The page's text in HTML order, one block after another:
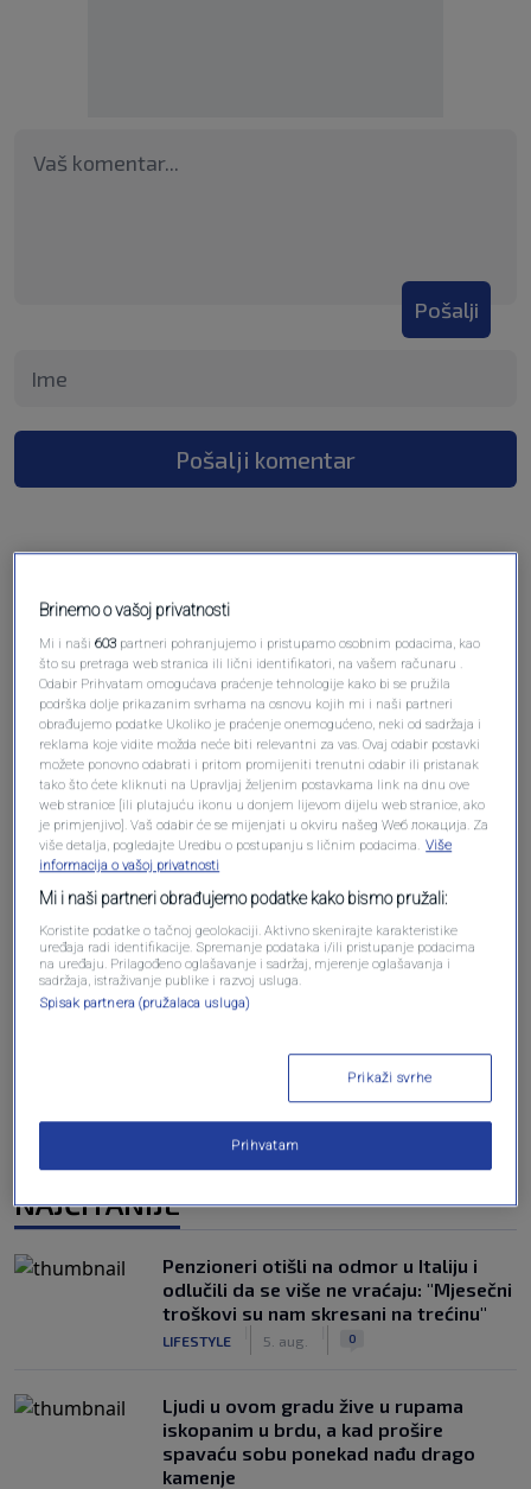
Pošalji
Pošalji komentar
Oglas
Oglas
NAJČITANIJE
Penzioneri otišli na odmor u Italiju i
odlučili da se više ne vraćaju: "Mjesečni
troškovi su nam skresani na trećinu"
LIFESTYLE 5. aug. 0
Ljudi u ovom gradu žive u rupama
iskopanim u brdu, a kad prošire
spavaću sobu ponekad nađu drago
kamenje
Brinemo o vašoj privatnosti
Mi i naši603 partneri pohranjujemo i pristupamo osobnim podacima, kao
što su pretraga web stranica ili lični identifikatori, na vašem računaru .
Odabir Prihvatam omogućava praćenje tehnologije kako bi se pružila
podrška dolje prikazanim svrhama na osnovu kojih mi i naši partneri
obrađujemo podatke Ukoliko je praćenje onemogućeno, neki od sadržaja i
reklama koje vidite možda neće biti relevantni za vas. Ovaj odabir postavki
možete ponovno odabrati i pritom promijeniti trenutni odabir ili pristanak
tako što ćete kliknuti na Upravljaj željenim postavkama link na dnu ove
web stranice [ili plutajuću ikonu u donjem lijevom dijelu web stranice, ako
je primjenjivo]. Vaš odabir će se mijenjati u okviru našeg Wеб локација. Za
više detalja, pogledajte Uredbu o postupanju s ličnim podacima. Više
informacija o vašoj privatnosti
Mi i naši partneri obrađujemo podatke kako bismo pružali:
Koristite podatke o tačnoj geolokaciji. Aktivno skenirajte karakteristike
uređaja radi identifikacije. Spremanje podataka i/ili pristupanje podacima
na uređaju. Prilagođeno oglašavanje i sadržaj, mjerenje oglašavanja i
sadržaja, istraživanje publike i razvoj usluga.
Spisak partnera (pružalaca usluga)
Prikaži svrhe
Prihvatam